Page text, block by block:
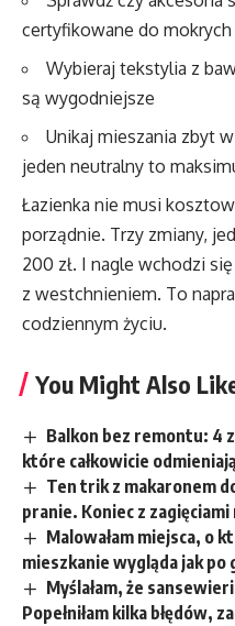
certyfikowane do
Wybieraj tekstylia z
są wygodniejsze
Unikaj mieszania zbyt
jeden neutralny to
Łazienka nie musi
porządnie. Trzy zmiany,
200 zł. I nagle wchodzi
z westchnieniem. To
codziennym życiu.
You Might Also
Balkon bez remontu: 4
które całkowicie
Ten trik z makaronem
pranie. Koniec z zagięciami
Malowałam miejsca, o
mieszkanie wygląda jak
Myślałam, że
Popełniłam kilka błędów,